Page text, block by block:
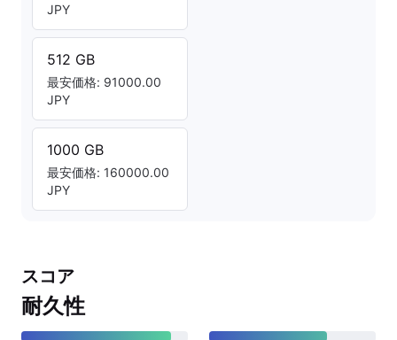
JPY
512 GB
最安価格: 91000.00
JPY
1000 GB
最安価格: 160000.00
JPY
スコア
耐久性